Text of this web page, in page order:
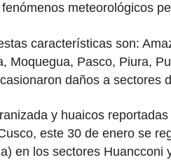
meteorológicos
características son:
Moquegua, Pasco, Piura,
daños a
y huaicos
este 30 de enero se
en los sectores